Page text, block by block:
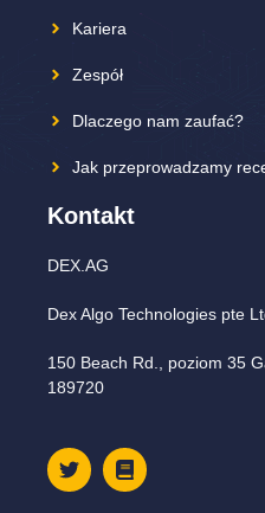
Kariera
Zespół
Dlaczego nam zaufać?
Jak przeprowadzamy
Kontakt
DEX.AG
Dex Algo Technologies pte
150 Beach Rd., poziom 35
189720